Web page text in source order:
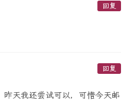
回复
回复
昨天我还尝试可以，可惜今天邮